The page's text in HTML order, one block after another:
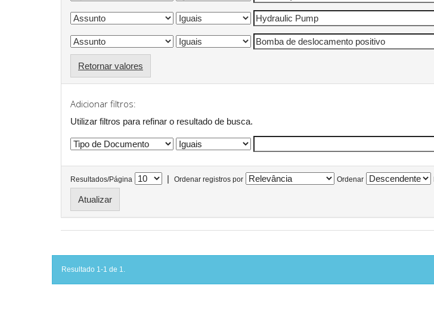
Retornar valores
Adicionar filtros:
Utilizar filtros para refinar o resultado de busca.
Resultados/Página | Ordenar registros por Ordenar
Resultado 1-1 de 1.